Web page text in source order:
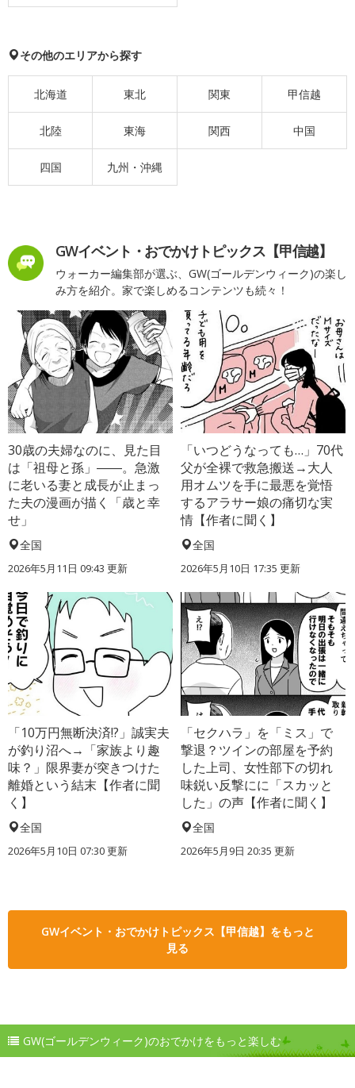
その他のエリアから探す
北海道 東北 関東 甲信越
北陸 東海 関西 中国
四国 九州・沖縄
GWイベント・おでかけトピックス【甲信越】
ウォーカー編集部が選ぶ、GW(ゴールデンウィーク)の楽し
み方を紹介。家で楽しめるコンテンツも続々！
30歳の夫婦なのに、見た目
は「祖母と孫」――。急激
に老いる妻と成長が止まっ
た夫の漫画が描く「歳と幸
せ」
全国
2026年5月11日 09:43 更新
「いつどうなっても…」70代
父が全裸で救急搬送→大人
用オムツを手に最悪を覚悟
するアラサー娘の痛切な実
情【作者に聞く】
全国
2026年5月10日 17:35 更新
「10万円無断決済!?」誠実夫
が釣り沼へ→「家族より趣
味？」限界妻が突きつけた
離婚という結末【作者に聞
く】
全国
2026年5月10日 07:30 更新
「セクハラ」を「ミス」で
撃退？ツインの部屋を予約
した上司、女性部下の切れ
味鋭い反撃にに「スカッと
した」の声【作者に聞く】
全国
2026年5月9日 20:35 更新
GWイベント・おでかけトピックス【甲信越】をもっと
見る
GW(ゴールデンウィーク)のおでかけをもっと楽しむ